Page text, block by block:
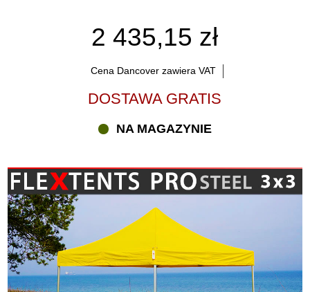
2 435,15 zł
Cena Dancover zawiera VAT
DOSTAWA GRATIS
NA MAGAZYNIE